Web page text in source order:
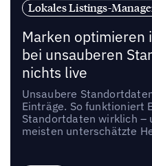
Lokales Listings-
Marken optimieren
bei unsauberen
nichts live
Unsaubere
Einträge. So funktioniert
Standortdaten wirklich –
meisten unterschätzte